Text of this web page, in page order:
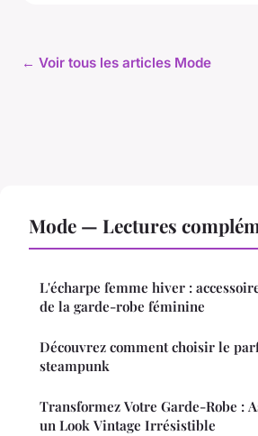
← Voir tous les articles Mode
Mode — Lectures
L'écharpe femme hiver :
de la garde-robe féminine
Découvrez comment choisir le
steampunk
Transformez Votre Garde-Robe :
un Look Vintage Irrésistible